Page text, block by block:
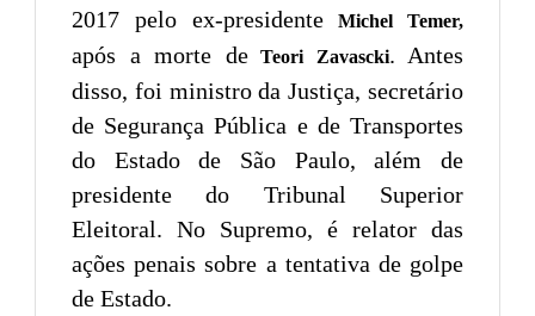
2017 pelo ex-presidenteMichel Temer,
após a morte deTeori Zavascki. Antes
disso, foi ministro da Justiça, secretário
de Segurança Pública e de Transportes
do Estado de São Paulo, além de
presidente do Tribunal Superior
Eleitoral. No Supremo, é relator das
ações penais sobre a tentativa de golpe
de Estado.